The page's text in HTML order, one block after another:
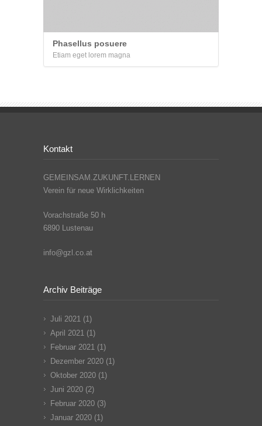
Phasellus posuere
Etiam eget lorem magna
Kontakt
GEMEINSAM.ZUKUNFT.LERNEN
Verein für neue Wirklichkeiten
Vorachstraße 50 h
6890 Lustenau
info@gzl.co.at
Archiv Beiträge
Juli 2021 (1)
April 2021 (1)
Februar 2021 (1)
Dezember 2020 (1)
Oktober 2020 (1)
Juni 2020 (2)
Februar 2020 (3)
Januar 2020 (1)